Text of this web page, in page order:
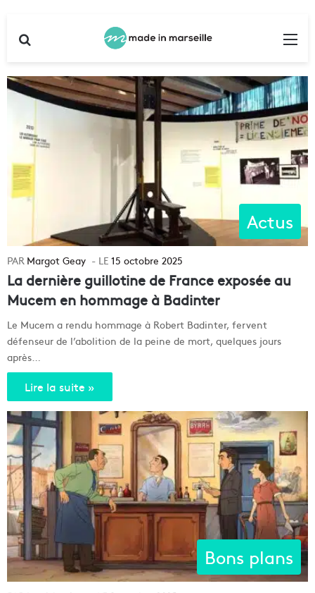
Actus
Margot Geay 15 octobre 2025
La dernière guillotine de France exposée au
Mucem en hommage à Badinter
Le Mucem a rendu hommage à Robert Badinter, fervent
défenseur de l’abolition de la peine de mort, quelques jours
après…
Lire la suite »
Bons plans